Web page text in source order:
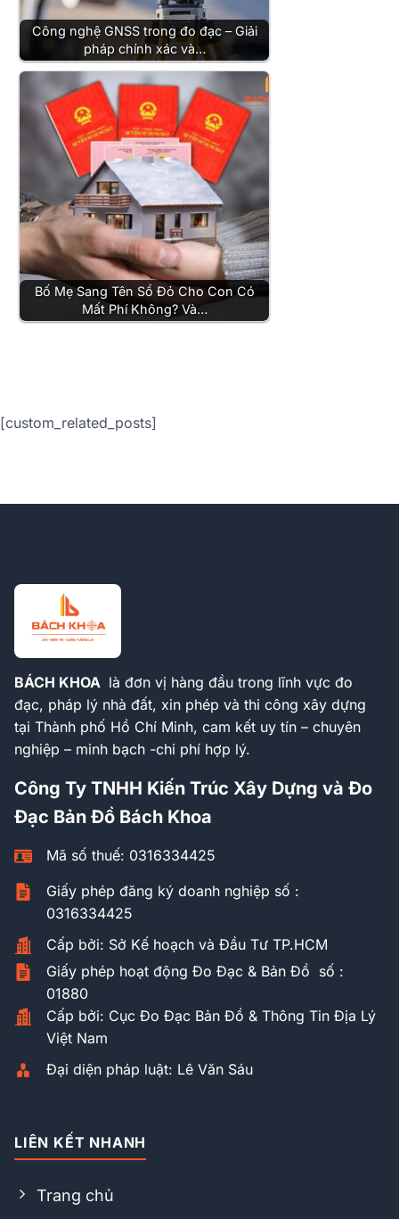
Công nghệ GNSS trong đo đạc – Giải
pháp chính xác và…
Bố Mẹ Sang Tên Sổ Đỏ Cho Con Có
Mất Phí Không? Và…
[custom_related_posts]
BÁCH KHOA là đơn vị hàng đầu trong lĩnh vực đo
đạc, pháp lý nhà đất, xin phép và thi công xây dựng
tại Thành phố Hồ Chí Minh, cam kết uy tín – chuyên
nghiệp – minh bạch -chi phí hợp lý.
Công Ty TNHH Kiến Trúc Xây Dựng và Đo
Đạc Bản Đồ Bách Khoa
Mã số thuế: 0316334425
Giấy phép đăng ký doanh nghiệp số :
0316334425
Cấp bởi: Sở Kế hoạch và Đầu Tư TP.HCM
Giấy phép hoạt động Đo Đạc & Bản Đồ số :
01880
Cấp bởi: Cục Đo Đạc Bản Đồ & Thông Tin Địa Lý
Việt Nam
Đại diện pháp luật: Lê Văn Sáu
LIÊN KẾT NHANH
Trang chủ